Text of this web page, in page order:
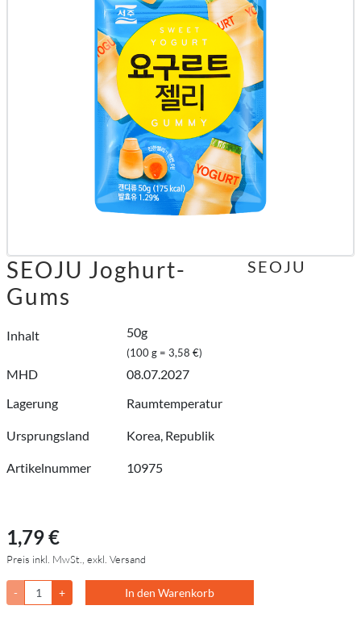
SEOJU Joghurt-
Gums
Inhalt 50g
(100 g = 3,58 €)
MHD
08.07.2027
Lagerung
Raumtemperatur
Ursprungsland Korea, Republik
Artikelnummer 10975
SEOJU
1,79 €
Preis inkl. MwSt., exkl. Versand
- + In den Warenkorb